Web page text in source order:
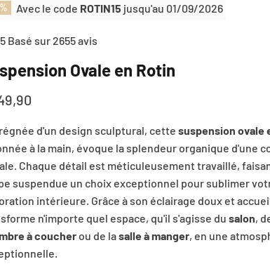
Avec le code ROTIN15 jusqu'au 01/09/2026
Basé sur 2655 avis
Ovale en Rotin
d'un design sculptural, cettesuspension ovale
à la main, évoque la splendeur organique d'une
Chaque détail est méticuleusement travaillé,
suspendue un choix exceptionnel pour sublimer
intérieure. Grâce à son éclairage doux et
n'importe quel espace, qu'il s'agisse dusalon,
à coucher ou de lasalle à manger, en une